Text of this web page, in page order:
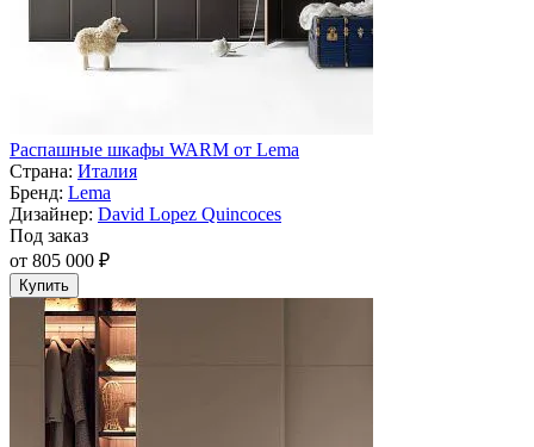
Распашные шкафы WARM от Lema
Страна: Италия
Бренд: Lema
Дизайнер: David Lopez Quincoces
Под заказ
от 805 000 ₽
Купить